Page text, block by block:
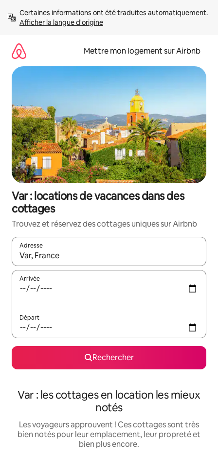
directement
Afficher la langue d'origine
Mettre mon logement sur Airbnb
Var : locations de vacances dans des
cottages
Trouvez et réservez des cottages uniques sur Airbnb
Adresse
Lorsque les résultats s'affichent, utilisez les flèches vers le
Arrivée
Départ
Rechercher
Var : les cottages en location les mieux
notés
Les voyageurs approuvent ! Ces cottages sont très
bien notés pour leur emplacement, leur propreté et
bien plus encore.